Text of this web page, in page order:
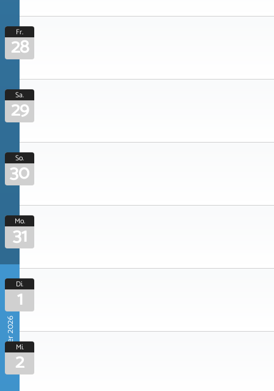
Fr.
28
Sa.
29
So.
30
Mo.
31
September 2026
Di.
1
Mi.
2